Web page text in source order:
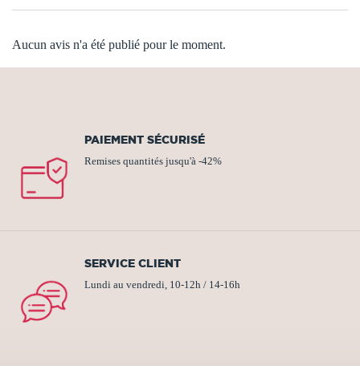
Aucun avis n'a été publié pour le moment.
PAIEMENT SÉCURISÉ
Remises quantités jusqu'à -42%
SERVICE CLIENT
Lundi au vendredi, 10-12h / 14-16h